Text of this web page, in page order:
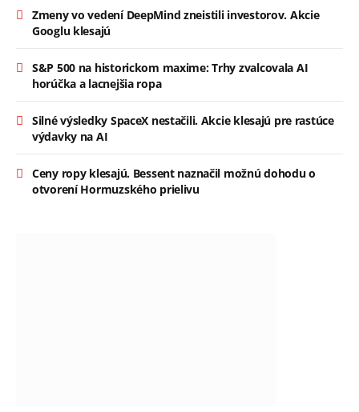
Zmeny vo vedení DeepMind zneistili investorov. Akcie
Googlu klesajú
S&P 500 na historickom maxime: Trhy zvalcovala AI
horúčka a lacnejšia ropa
Silné výsledky SpaceX nestačili. Akcie klesajú pre rastúce
výdavky na AI
Ceny ropy klesajú. Bessent naznačil možnú dohodu o
otvorení Hormuzského prielivu